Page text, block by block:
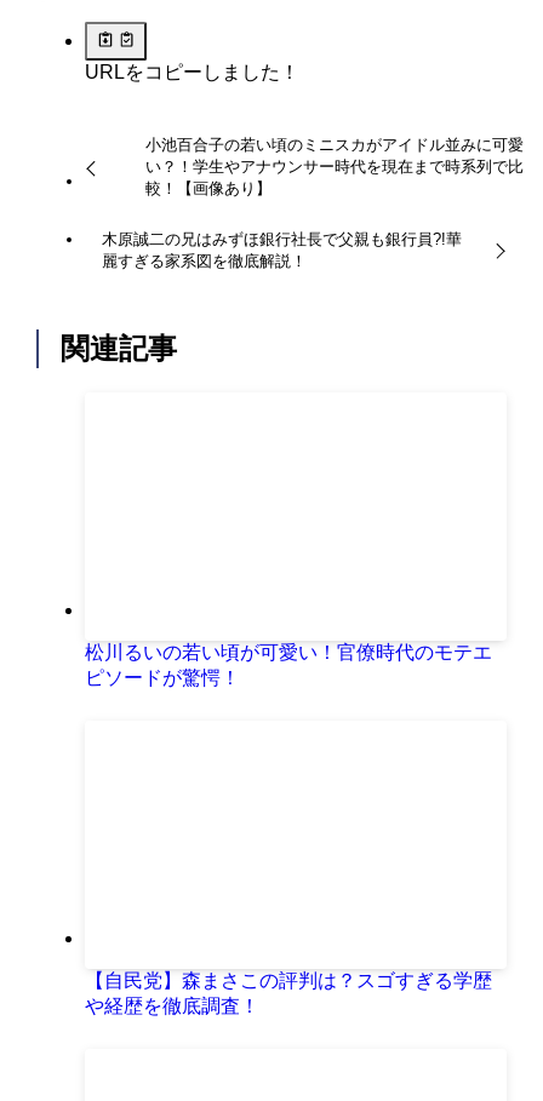
URLをコピーしました！
小池百合子の若い頃のミニスカがアイドル並みに可愛
い？！学生やアナウンサー時代を現在まで時系列で比
較！【画像あり】
木原誠二の兄はみずほ銀行社長で父親も銀行員?!華
麗すぎる家系図を徹底解説！
関連記事
松川るいの若い頃が可愛い！官僚時代のモテエ
ピソードが驚愕！
【自民党】森まさこの評判は？スゴすぎる学歴
や経歴を徹底調査！